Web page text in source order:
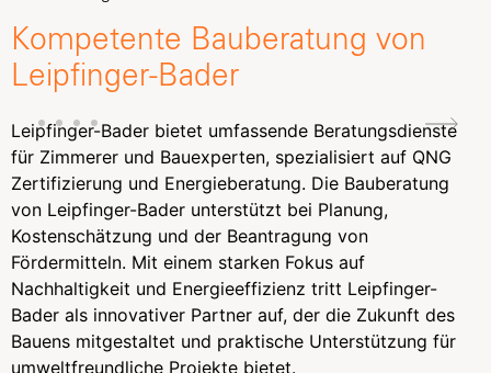
Kompetente Bauberatung von
Leipfinger-Bader​
Leipfinger-Bader bietet umfassende Beratungsdienste
für Zimmerer und Bauexperten, spezialisiert auf QNG
Zertifizierung und Energieberatung. Die Bauberatung
von Leipfinger-Bader unterstützt bei Planung,
Kostenschätzung und der Beantragung von
Fördermitteln. Mit einem starken Fokus auf
Nachhaltigkeit und Energieeffizienz tritt Leipfinger-
Bader als innovativer Partner auf, der die Zukunft des
Bauens mitgestaltet und praktische Unterstützung für
umweltfreundliche Projekte bietet.